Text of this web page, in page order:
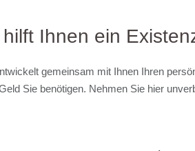
Ihnen ein
gemeinsam mit Ihnen Ihren
Sie benötigen. Nehmen Sie hier